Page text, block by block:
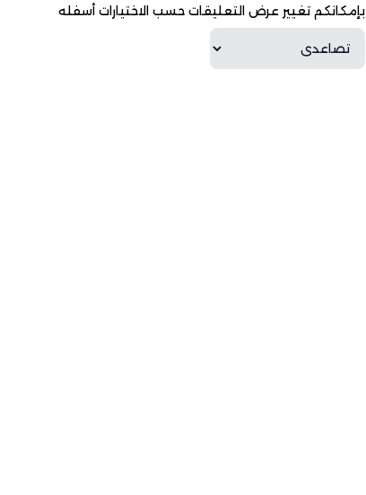
بإمكانكم تغيير عرض التعليقات حسب الاختيارات أسفله